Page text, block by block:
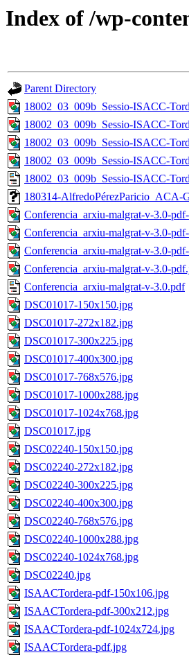
Index of /wp-
Parent Directory
18002_03_009b_Sessio-ISACC-
18002_03_009b_Sessio-ISACC-
18002_03_009b_Sessio-ISACC-
18002_03_009b_Sessio-ISACC-
18002_03_009b_Sessio-ISACC-
180314-AlfredoPérezParicio_ACA-
Conferencia_arxiu-malgrat-v-3.0-
Conferencia_arxiu-malgrat-v-3.0-
Conferencia_arxiu-malgrat-v-3.0-
Conferencia_arxiu-malgrat-v-3.0-
Conferencia_arxiu-malgrat-v-3.0.pdf
DSC01017-150x150.jpg
DSC01017-272x182.jpg
DSC01017-300x225.jpg
DSC01017-400x300.jpg
DSC01017-768x576.jpg
DSC01017-1000x288.jpg
DSC01017-1024x768.jpg
DSC01017.jpg
DSC02240-150x150.jpg
DSC02240-272x182.jpg
DSC02240-300x225.jpg
DSC02240-400x300.jpg
DSC02240-768x576.jpg
DSC02240-1000x288.jpg
DSC02240-1024x768.jpg
DSC02240.jpg
ISAACTordera-pdf-150x106.jpg
ISAACTordera-pdf-300x212.jpg
ISAACTordera-pdf-1024x724.jpg
ISAACTordera-pdf.jpg